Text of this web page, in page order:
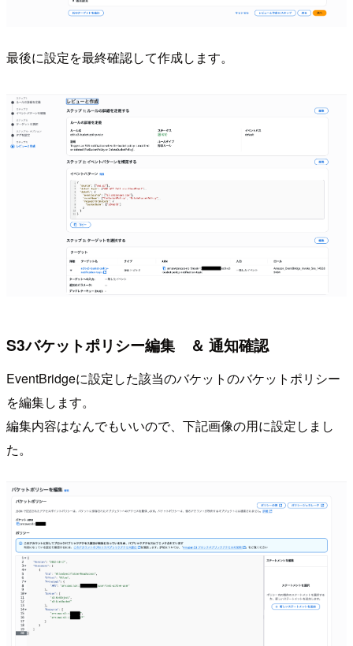
最後に設定を最終確認して作成します。
S3バケットポリシー編集 ＆ 通知確認
EventBridgeに設定した該当のバケットのバケットポリシー
を編集します。
編集内容はなんでもいいので、下記画像の用に設定しまし
た。